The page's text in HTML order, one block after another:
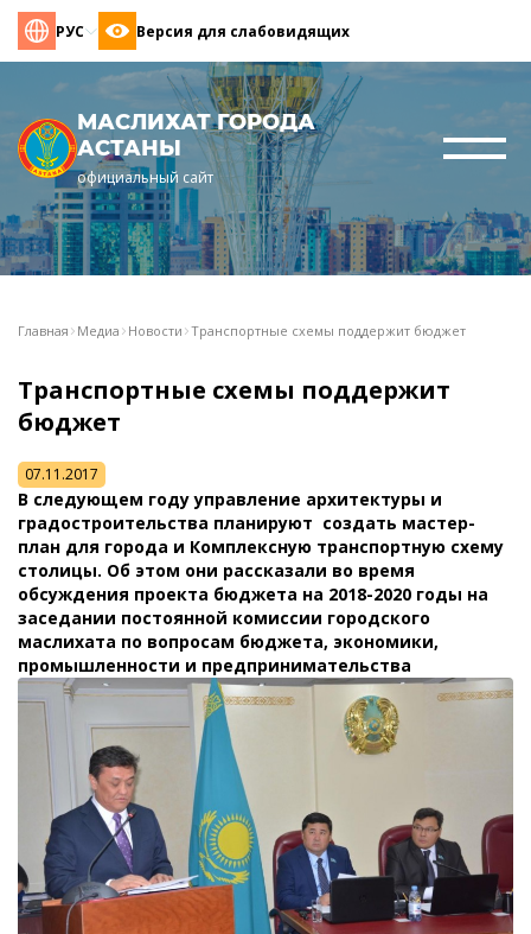
РУС Версия для слабовидящих
МАСЛИХАТ ГОРОДА
АСТАНЫ
официальный сайт
Главная Медиа Новости Транспортные схемы поддержит бюджет
Транспортные схемы поддержит
бюджет
07.11.2017
В следующем году управление архитектуры и
градостроительства планируют создать мастер-
план для города и Комплексную транспортную схему
столицы. Об этом они рассказали во время
обсуждения проекта бюджета на 2018-2020 годы на
заседании постоянной комиссии городского
маслихата по вопросам бюджета, экономики,
промышленности и предпринимательства